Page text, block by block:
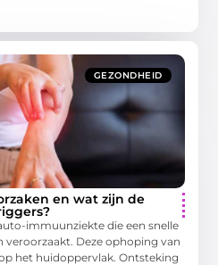
GEZONDHEID
en wat zijn de
immuunziekte die een snelle
Deze ophoping van
het huidoppervlak. Ontsteking